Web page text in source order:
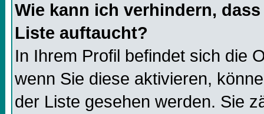
Wie kann ich verhindern,
Liste auftaucht?
In Ihrem Profil befindet sich die
wenn Sie diese aktivieren,
der Liste gesehen werden. Sie